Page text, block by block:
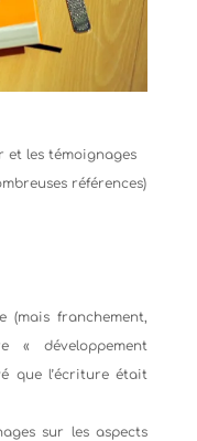
et les témoignages
références)
(mais franchement,
« développement
que l’écriture était
sur les aspects